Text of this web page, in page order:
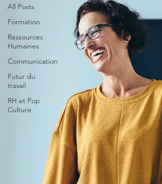
All Posts
Formation
Ressources
Humaines
Communication
Futur du
travail
RH et Pop
Culture